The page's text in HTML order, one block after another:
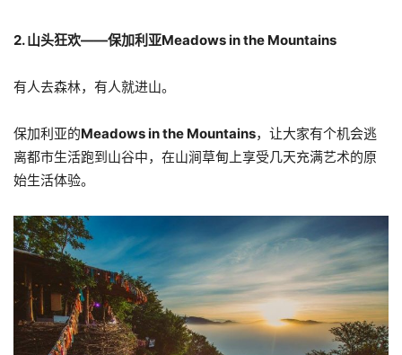
2. 山头狂欢——保加利亚Meadows in the Mountains
有人去森林，有人就进山。
保加利亚的Meadows in the Mountains，让大家有个机会逃
离都市生活跑到山谷中，在山涧草甸上享受几天充满艺术的原
始生活体验。